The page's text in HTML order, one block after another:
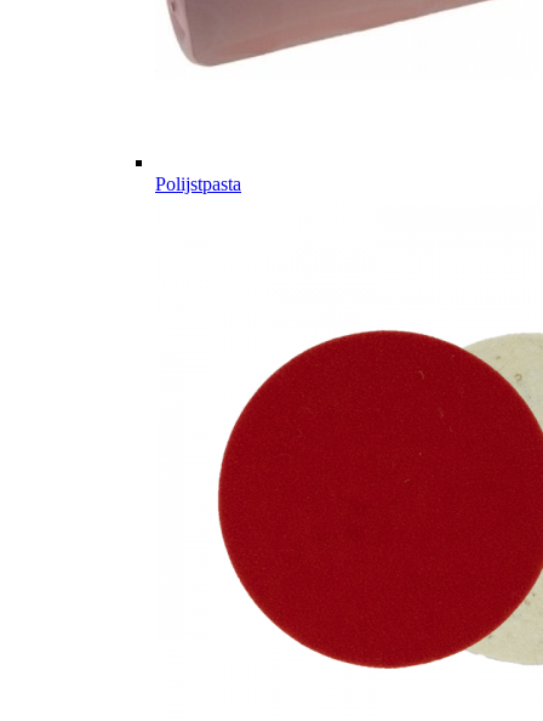
Polijstpasta